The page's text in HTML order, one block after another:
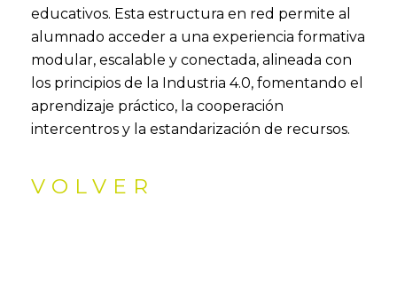
educativos. Esta estructura en red permite al
alumnado acceder a una experiencia formativa
modular, escalable y conectada, alineada con
los principios de la Industria 4.0, fomentando el
aprendizaje práctico, la cooperación
intercentros y la estandarización de recursos.
VOLVER